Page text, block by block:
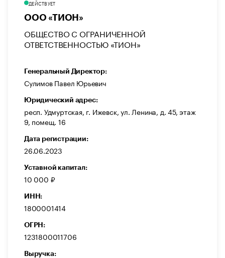
ДЕЙСТВУЕТ
ООО «ТИОН»
ОБЩЕСТВО С ОГРАНИЧЕННОЙ
ОТВЕТСТВЕННОСТЬЮ «ТИОН»
Генеральный Директор:
Сулимов Павел Юрьевич
Юридический адрес:
респ. Удмуртская, г. Ижевск, ул. Ленина, д. 45, этаж
9, помещ. 16
Дата регистрации:
26.06.2023
Уставной капитал:
10 000 ₽
ИНН:
1800001414
ОГРН:
1231800011706
Выручка: